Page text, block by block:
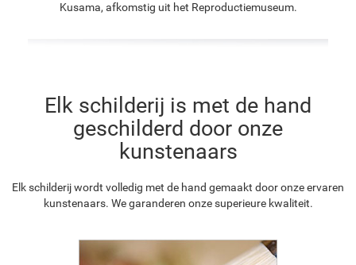
Kusama, afkomstig uit het Reproductiemuseum.
Elk schilderij is met de hand
geschilderd door onze
kunstenaars
Elk schilderij wordt volledig met de hand gemaakt door onze ervaren
kunstenaars. We garanderen onze superieure kwaliteit.